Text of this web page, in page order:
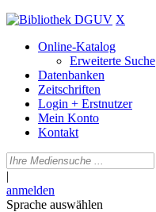
X
Online-Katalog
Erweiterte Suche
Datenbanken
Zeitschriften
Login + Erstnutzer
Mein Konto
Kontakt
|
anmelden
Sprache auswählen